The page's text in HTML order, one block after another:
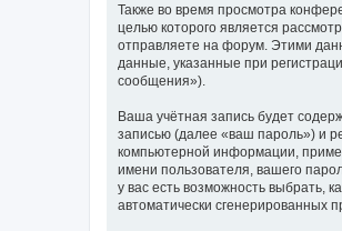
Также во время просмотра
целью которого является
отправляете на форум. Этими
данные, указанные при
сообщения»).
Ваша учётная запись будет
записью (далее «ваш пароль») и
компьютерной информации,
имени пользователя, вашего
у вас есть возможность выбрать,
автоматически сгенерированных